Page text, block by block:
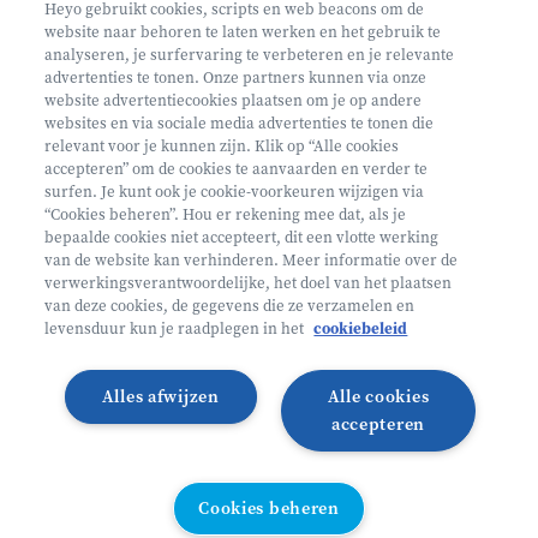
Volg ons op
Volg onze Facebook pagina
Volg onze Instagram pagina
Volg onze LinkedIn pagina
Volg onze TikTok pagina
Partner van Helan
Toegankelijkheidsverklaring ↗
Cookie policy
Algemene voorwaarden
Integriteitsbeleid
Illustraties van Freepik
Heyo gebruikt cookies, scripts en web beacons om de
website naar behoren te laten werken en het gebruik te
analyseren, je surfervaring te verbeteren en je relevante
advertenties te tonen. Onze partners kunnen via onze
website advertentiecookies plaatsen om je op andere
websites en via sociale media advertenties te tonen die
relevant voor je kunnen zijn. Klik op “Alle cookies
accepteren” om de cookies te aanvaarden en verder te
surfen. Je kunt ook je cookie-voorkeuren wijzigen via
“Cookies beheren”. Hou er rekening mee dat, als je
bepaalde cookies niet accepteert, dit een vlotte werking
van de website kan verhinderen. Meer informatie over de
verwerkingsverantwoordelijke, het doel van het plaatsen
van deze cookies, de gegevens die ze verzamelen en
levensduur kun je raadplegen in het cookiebeleid
Alle cookies
accepteren
Alles afwijzen
Cookies beheren